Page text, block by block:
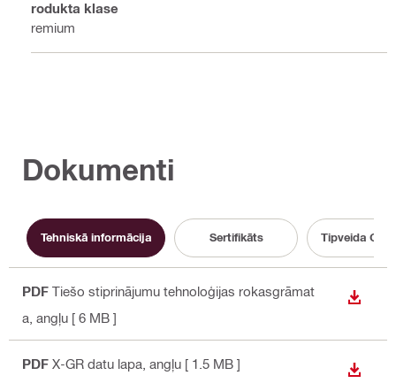
Produkta klase
Premium
Dokumenti
Tehniskā informācija Sertifikāts Tipveida
PDF Tiešo stiprinājumu tehnoloģijas rokasgrāmat
a , angļu [ 6 MB ]
PDF X-GR datu lapa , angļu [ 1.5 MB ]